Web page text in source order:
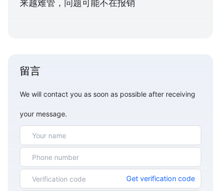
来越难管，问题可能不在报销
留言
We will contact you as soon as possible after receiving
your message.
Get verification code